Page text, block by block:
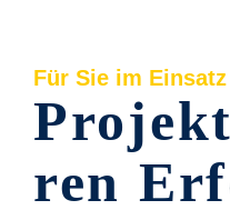
Für Sie im Ein­satz
ren